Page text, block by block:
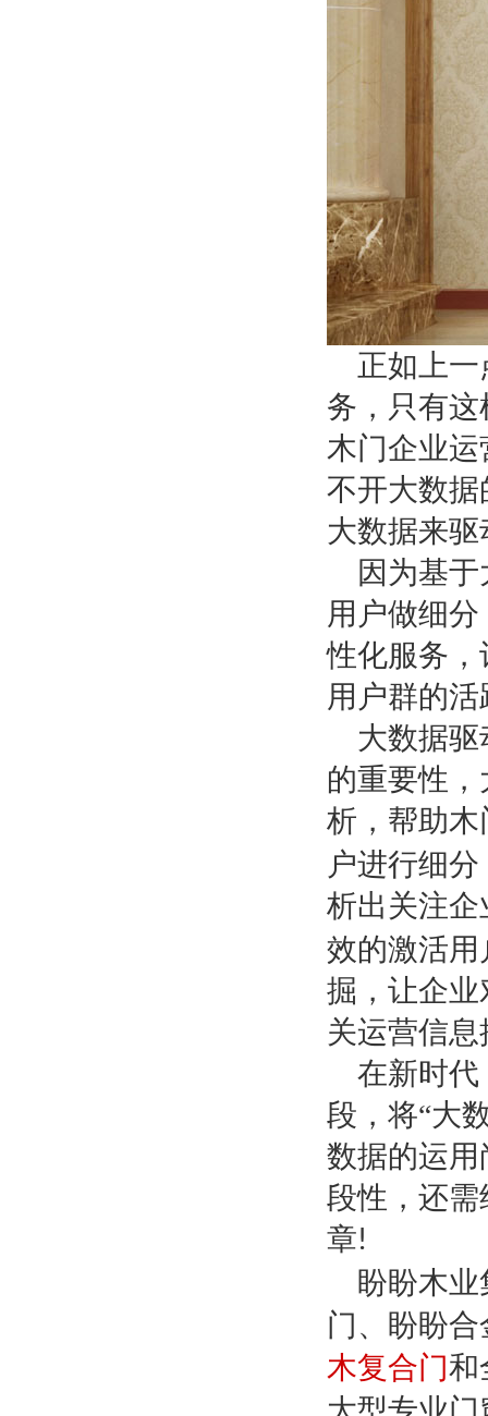
正如上
务，只有
木门企业
不开大数
大数据来
因为基
用户做细
性化服务
用户群的
大数据
的重要性
析，帮助
户进行细
析出关注
效的激活
掘，让企
关运营信
在新时代
段，将“大
数据的运
段性，还
章!
盼盼木
门、盼盼
木复合门和